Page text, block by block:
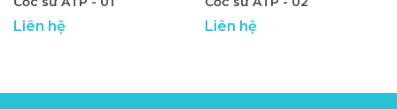
Liên hệ Liên hệ